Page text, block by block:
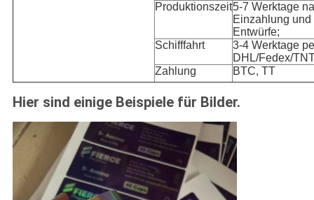
Produktionszeit5-7 Werktage
Einzahlung
Entwürfe;
Schifffahrt
3-4 Werktage
DHL/Fedex/
Zahlung
BTC, TT
Hier sind einige Beispiele für Bilder.